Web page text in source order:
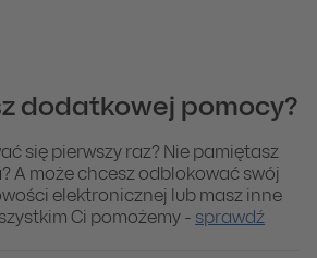
dodatkowej pomocy?
się pierwszy raz? Nie pamiętasz
A może chcesz odblokować swój
elektronicznej lub masz inne
Ci pomożemy - sprawdź